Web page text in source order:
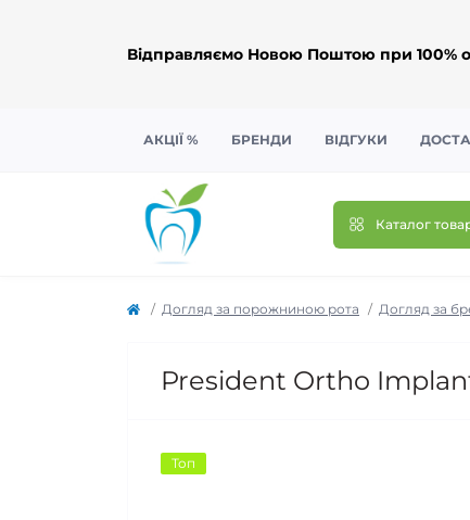
Відправляємо Новою Поштою при 100%
АКЦІЇ % БРЕНДИ ВІДГУКИ
Каталог
Догляд за порожниною рота Догляд за
President Ortho Implant
Топ